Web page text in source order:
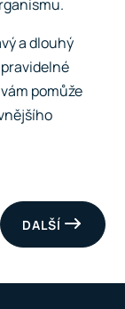
a dlouhý
pomůže
DALŠÍ